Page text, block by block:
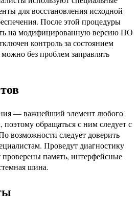
для восстановления исходной
После этой процедуры
на модифицированную версию ПО
контроль за состоянием
без проблем заправлять
— важнейший элемент любого
поэтому обращаться с ним следует с
возможности следует доверить
Проведут диагностику
проверены память, интерфейсные
шина.